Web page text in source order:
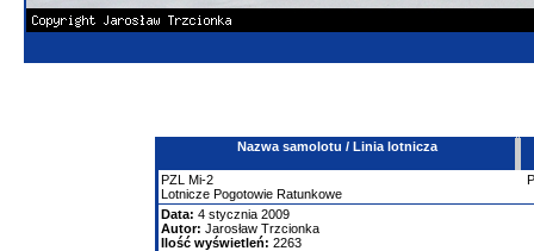
Nazwa samolotu / Linia lotnicza
PZL Mi-2
Lotnicze Pogotowie Ratunkowe
Data: 4 stycznia 2009
Autor: Jarosław Trzcionka
Ilość wyświetleń: 2263